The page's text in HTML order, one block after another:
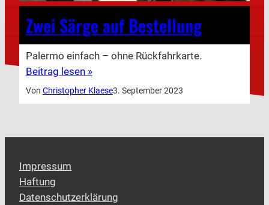
Zwei Särge auf Bestellung
Palermo einfach – ohne Rückfahrkarte.
Beitrag lesen »
Von Christopher Klaese3. September 2023
Impressum
Haftung
Datenschutzerklärung